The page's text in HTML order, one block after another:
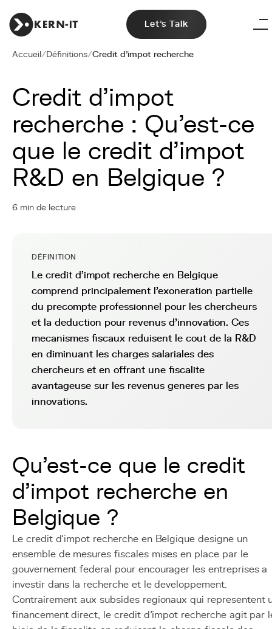
Let's Talk
Accueil/Définitions/Credit d'impot recherche
Credit d'impot
recherche : Qu'est-ce
que le credit d'impot
R&D en Belgique ?
6 min de lecture
DÉFINITION
Le credit d'impot recherche en Belgique
comprend principalement l'exoneration partielle
du precompte professionnel pour les chercheurs
et la deduction pour revenus d'innovation. Ces
mecanismes fiscaux reduisent le cout de la R&D
en diminuant les charges salariales des
chercheurs et en offrant une fiscalite
avantageuse sur les revenus generes par les
innovations.
Qu'est-ce que le credit
d'impot recherche en
Belgique ?
Le credit d'impot recherche en Belgique designe un
ensemble de mesures fiscales mises en place par le
gouvernement federal pour encourager les entreprises a
investir dans la recherche et le developpement.
Contrairement aux subsides regionaux qui representent
financement direct, le credit d'impot recherche agit par